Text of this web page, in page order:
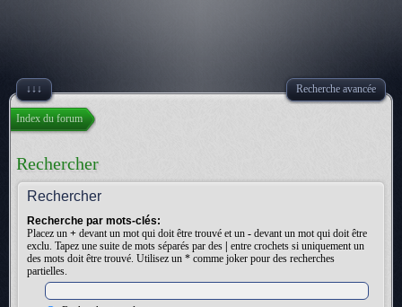
↓↓↓ Recherche avancée
Index du forum
Rechercher
Rechercher
Recherche par mots-clés:
Placez un + devant un mot qui doit être trouvé et un - devant un mot qui doit être
exclu. Tapez une suite de mots séparés par des
entre crochets si uniquement un
des mots doit être trouvé. Utilisez un * comme joker pour des recherches
partielles.